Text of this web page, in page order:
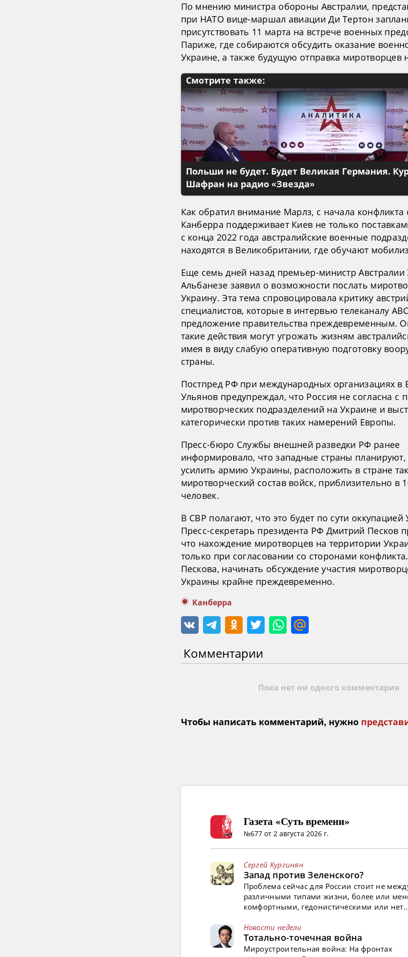
По мнению министра обороны Австралии,
при НАТО вице-маршал авиации Ди Тертон
присутствовать 11 марта на встрече военных
Париже, где собираются обсудить оказание
Украине, а также будущую отправка миротворцев
Смотрите также:
Польши не будет. Будет Великая Германия.
Шафран на радио «Звезда»
Как обратил внимание Марлз, с начала конфликта
Канберра поддерживает Киев не только
с конца 2022 года австралийские военные
находятся в Великобритании, где обучают
Еще семь дней назад премьер-министр Австралии
Альбанезе заявил о возможности послать
Украину. Эта тема спровоцировала критику
специалистов, которые в интервью телеканалу
предложение правительства преждевременным.
такие действия могут угрожать жизням
имея в виду слабую оперативную подготовку
страны.
Постпред РФ при международных организациях в
Ульянов предупреждал, что Россия не согласна с
миротворческих подразделений на Украине и
категорически против таких намерений Европы.
Пресс-бюро Службы внешней разведки РФ ранее
информировало, что западные страны планируют,
усилить армию Украины, расположить в стране
миротворческий состав войск, приблизительно в
человек.
В СВР полагают, что это будет по сути оккупацией
Пресс-секретарь президента РФ Дмитрий Песков
что нахождение миротворцев на территории
только при согласовании со сторонами
Пескова, начинать обсуждение участия
Украины крайне преждевременно.
Канберра
Комментарии
Пока нет ни одного комментария
Чтобы написать комментарий, нужно
Газета «Суть времени»
№677 от 2 августа 2026 г.
Сергей Кургинян
Запад против Зеленского?
Проблема сейчас для России стоит не
различными типами жизни, более или
комфортными, гедонистическими или
Новости недели
Тотально-точечная война
Мироустроительная война: На фронтах